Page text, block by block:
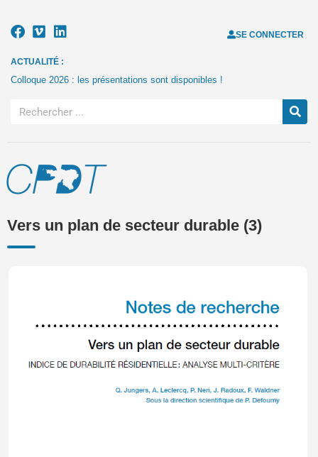
SE CONNECTER
ACTUALITÉ :
Colloque 2026 : les présentations sont disponibles !
Vers un plan de secteur durable (3)